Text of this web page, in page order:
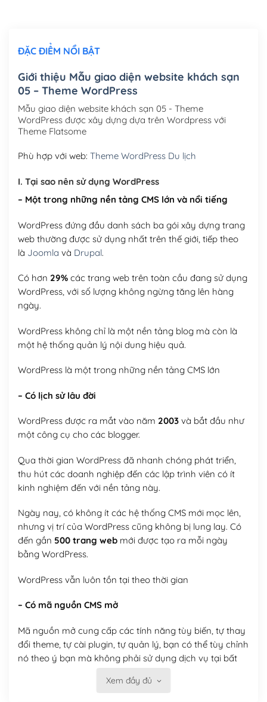
Mua thêm Host + Tên miền
Tên miền quốc tế .com .net .org (1 năm)
(+300,000₫)
Tên miền Việt Nam .vn (1 năm)
Hosting 2GB SSD (1 năm)(+450,000₫)
Hosting 8GB SSD (1 năm) (+950,000₫)
ĐẶC ĐIỂM NỔI BẬT
Giới thiệu Mẫu giao diện website khách sạn
05 – Theme WordPress
Mẫu giao diện website khách sạn 05 - Theme
WordPress được xây dựng dựa trên Wordpress với
Theme Flatsome
Phù hợp với web: Theme WordPress Du lịch
I. Tại sao nên sử dụng WordPress
– Một trong những nền tảng CMS lớn và nổi tiếng
WordPress đứng đầu danh sách ba gói xây dựng trang
web thường được sử dụng nhất trên thế giới, tiếp theo
là Joomla và Drupal.
Có hơn 29%các trang web trên toàn cầu đang sử dụng
WordPress, với số lượng không ngừng tăng lên hàng
ngày.
WordPress không chỉ là một nền tảng blog mà còn là
một hệ thống quản lý nội dung hiệu quả.
WordPress là một trong những nền tảng CMS lớn
– Có lịch sử lâu đời
WordPress được ra mắt vào năm 2003và bắt đầu như
một công cụ cho các blogger.
Qua thời gian WordPress đã nhanh chóng phát triển,
thu hút các doanh nghiệp đến các lập trình viên có ít
kinh nghiệm đến với nền tảng này.
Ngày nay, có không ít các hệ thống CMS mới mọc lên,
nhưng vị trí của WordPress cũng không bị lung lay. Có
đến gần 500 trang webmới được tạo ra mỗi ngày
bằng WordPress.
WordPress vẫn luôn tồn tại theo thời gian
– Có mã nguồn CMS mở
Mã nguồn mở cung cấp các tính năng tùy biến, tự thay
đổi theme, tự cài plugin, tự quản lý, bạn có thể tùy chỉnh
nó theo ý bạn mà không phải sử dụng dịch vụ tại bất
Xem đầy đủ